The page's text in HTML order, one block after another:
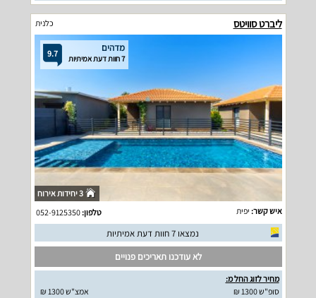
ליברט סוויטס כלנית
9.7 מדהים
7 חוות דעת אמיתיות
3 יחידות אירוח
איש קשר: יפית טלפון:052-9125350
נמצאו 7 חוות דעת אמיתיות
לא עודכנו תאריכים פנויים
מחיר לזוג החל מ:
סופ"ש 1300 ₪
אמצ"ש 1300 ₪